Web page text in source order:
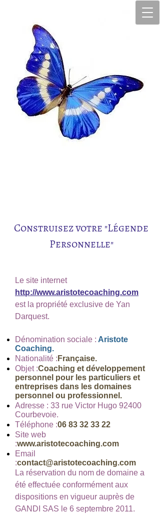
Construisez votre "Légende
Personnelle"
Le site internet
http://www.aristotecoaching.com
est la propriété exclusive de Yan
Darquest.
Dénomination sociale : Aristote
Coaching.
Nationalité : Française.
Objet :Coaching et développement
personnel pour les particuliers et
entreprises dans les domaines
personnel ou professionnel.
Adresse : 33 rue Victor Hugo 92400
Courbevoie.
Téléphone :06 83 32 33 22
Site web
:www.aristotecoaching.com
Email
:contact@aristotecoaching.com
La réservation du nom de domaine a
été effectuée conformément aux
dispositions en vigueur auprès de
GANDI SAS le 6 septembre 2011.